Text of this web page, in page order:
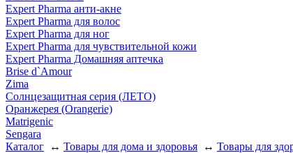
Expert Pharma анти-акне
Expert Pharma для волос
Expert Pharma для ног
Expert Pharma для чувствительной кожи
Expert Pharma Домашняя аптечка
Brise d`Amour
Zima
Солнцезащитная серия (ЛЕТО)
Оранжерея (Orangerie)
Matrigenic
Sengara
Каталог ↔ Товары для дома и здоровья ↔ Товары для